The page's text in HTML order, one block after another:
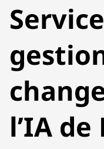
l’IA